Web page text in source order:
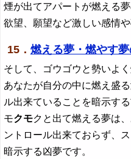
煙が出てアパートが燃える
欲望、願望など激しい感情
15． 燃える夢・燃やす
そして、ゴウゴウと勢いよ
あなたが自分の中に燃え盛
ル出来ていることを暗示す
モクモクと出て燃える夢は
ントロール出来ておらず、
暗示する凶夢です。